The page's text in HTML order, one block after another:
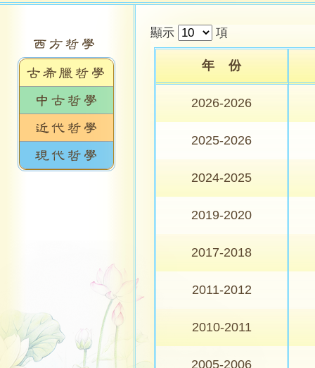
顯示 項
年 份
2026-2026
2025-2026
2024-2025
2019-2020
2017-2018
2011-2012
2010-2011
2005-2006